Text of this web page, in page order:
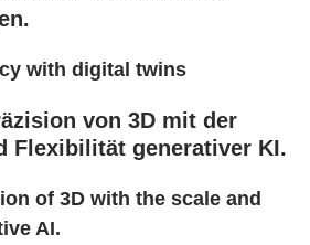
with digital twins
von 3D mit der
Flexibilität generativer KI.
of 3D with the scale and
AI.